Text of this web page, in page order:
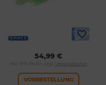
54,99 €
inkl. 19 % MwSt. zzgl. Versandkosten
VORBESTELLUNG